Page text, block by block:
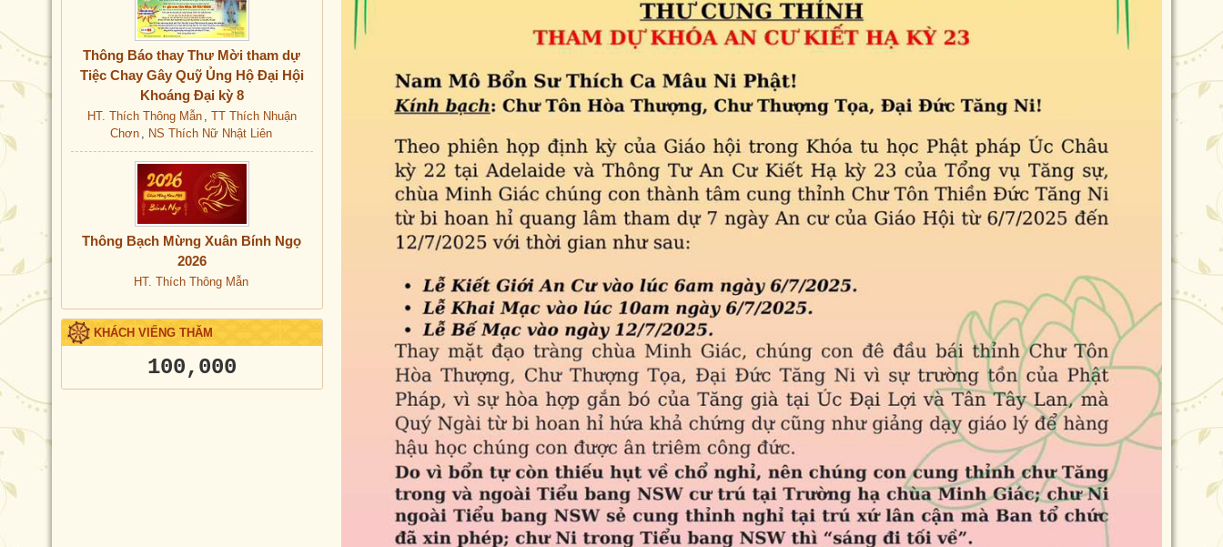
Thông Báo thay Thư Mời tham dự
Tiệc Chay Gây Quỹ Ủng Hộ Đại Hội
Khoáng Đại kỳ 8
HT. Thích Thông Mẫn , TT Thích Nhuận
Chơn , NS Thích Nữ Nhật Liên
Thông Bạch Mừng Xuân Bính Ngọ
2026
HT. Thích Thông Mẫn
KHÁCH VIẾNG THĂM
100,000